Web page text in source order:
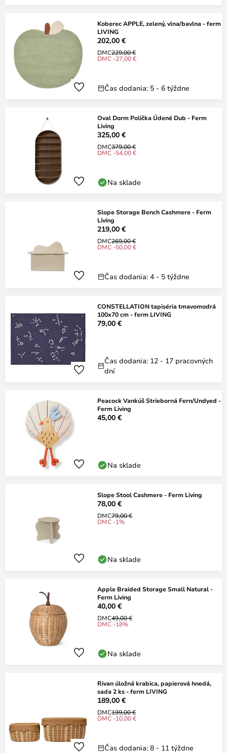
Koberec APPLE, zelený, vlna/bavlna - ferm
LIVING
202,00 €
DMC229,00 €
DMC -27,00 €
Čas dodania: 5 - 6 týždne
Oval Dorm Polička Údené Dub - Ferm
Living
325,00 €
DMC379,00 €
DMC -54,00 €
Na sklade
Slope Storage Bench Cashmere - Ferm
Living
219,00 €
DMC269,00 €
DMC -50,00 €
Čas dodania: 4 - 5 týždne
CONSTELLATION tapiséria tmavomodrá
100x70 cm - ferm LIVING
79,00 €
Čas dodania: 12 - 17 pracovných
dní
Peacock Vankúš Strieborná Fern/Undyed -
Ferm Living
45,00 €
Na sklade
Slope Stool Cashmere - Ferm Living
78,00 €
DMC79,00 €
DMC -1%
Na sklade
Apple Braided Storage Small Natural -
Ferm Living
40,00 €
DMC49,00 €
DMC -18%
Na sklade
Rivan úložná krabica, papierová hnedá,
sada 2 ks - ferm LIVING
189,00 €
DMC199,00 €
DMC -10,00 €
Čas dodania: 8 - 11 týždne